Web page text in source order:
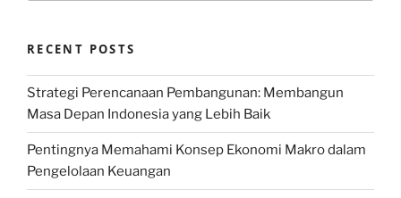
RECENT POSTS
Strategi Perencanaan Pembangunan: Membangun
Masa Depan Indonesia yang Lebih Baik
Pentingnya Memahami Konsep Ekonomi Makro dalam
Pengelolaan Keuangan